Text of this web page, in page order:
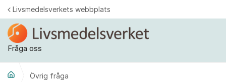
Hoppa till innehåll
Fråga oss
Livsmedelsverkets webbplats
Övrig fråga